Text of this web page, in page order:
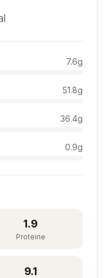
7.6g
51.8g
36.4g
0.9g
1.9
Proteine
9.1